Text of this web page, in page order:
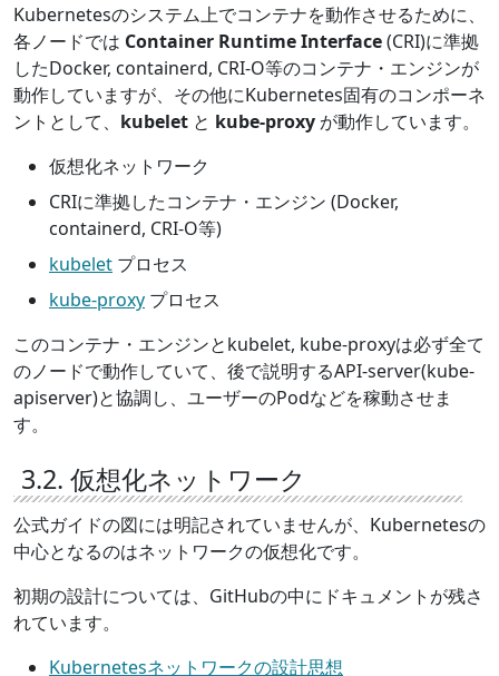
Kubernetesのシステム上でコンテナを動作させるために、
各ノードでは Container Runtime Interface(CRI)に準拠
したDocker, containerd, CRI-O等のコンテナ・エンジンが
動作していますが、その他にKubernetes固有のコンポーネ
ントとして、 kubelet と kube-proxy が動作しています。
仮想化ネットワーク
CRIに準拠したコンテナ・エンジン (Docker,
containerd, CRI-O等)
kubelet プロセス
kube-proxy プロセス
このコンテナ・エンジンとkubelet, kube-proxyは必ず全て
のノードで動作していて、後で説明するAPI-server(kube-
apiserver)と協調し、ユーザーのPodなどを稼動させま
す。
3.2. 仮想化ネットワーク
公式ガイドの図には明記されていませんが、Kubernetesの
中心となるのはネットワークの仮想化です。
初期の設計については、GitHubの中にドキュメントが残さ
れています。
Kubernetesネットワークの設計思想